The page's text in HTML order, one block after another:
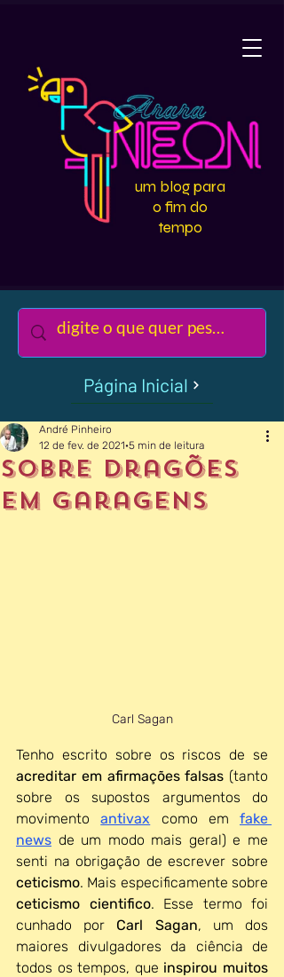
um blog para
o fim do
tempo
Página Inicial
Sobre dragões
em garagens
André Pinheiro
12 de fev. de 2021 5 min de leitura
Carl Sagan
acreditar em afirmações falsas (tanto
sobre os supostos argumentos do
movimento
antivax como em
fake
news de um modo mais geral) e me
ceticismo
ceticismo cientifico. Esse termo foi
cunhado por Carl Sagan, um dos
maiores divulgadores da ciência de
todos os tempos, que inspirou muitos